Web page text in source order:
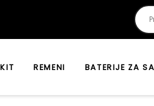
REMENI BATERIJE ZA